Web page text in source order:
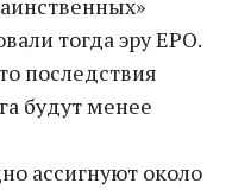
тогда эру EPO.
последствия
будут менее
ассигнуют около